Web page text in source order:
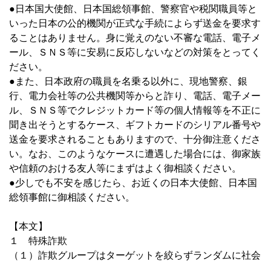
●日本国大使館、日本国総領事館、警察官や税関職員等と
いった日本の公的機関が正式な手続によらず送金を要求す
ることはありません。身に覚えのない不審な電話、電子メ
ール、ＳＮＳ等に安易に反応しないなどの対策をとってく
ださい。
●また、日本政府の職員を名乗る以外に、現地警察、銀
行、電力会社等の公共機関等からと詐り、電話、電子メー
ル、ＳＮＳ等でクレジットカード等の個人情報等を不正に
聞き出そうとするケース、ギフトカードのシリアル番号や
送金を要求されることもありますので、十分御注意くださ
い。なお、このようなケースに遭遇した場合には、御家族
や信頼のおける友人等にまずはよく御相談ください。
●少しでも不安を感じたら、お近くの日本大使館、日本国
総領事館に御相談ください。
【本文】
１ 特殊詐欺
（１）詐欺グループはターゲットを絞らずランダムに社会